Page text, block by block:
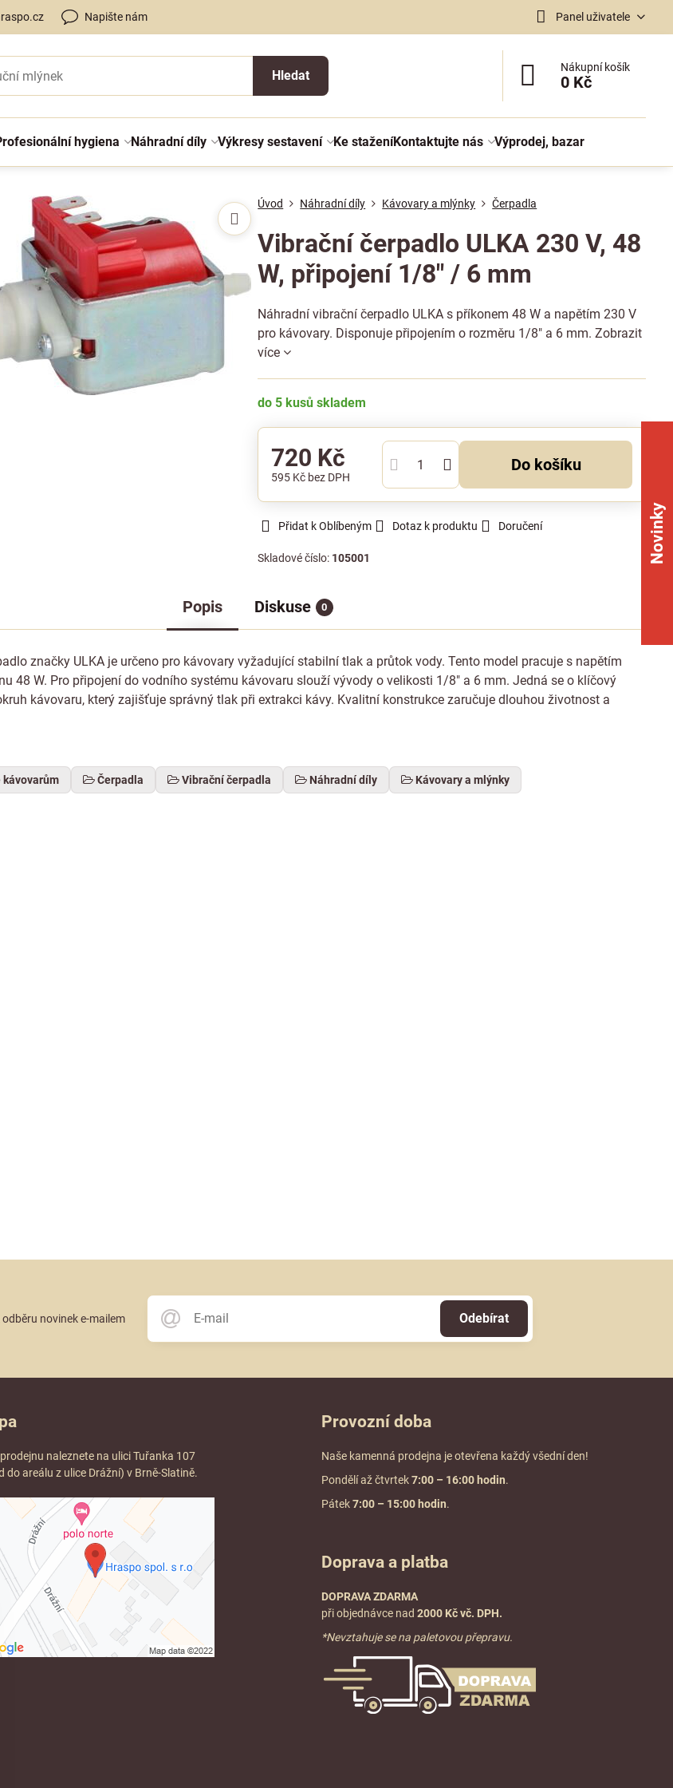
Napište nám Panel uživatele
Hledat
Nákupní košík
0 Kč
hygiena Náhradní díly Výkresy sestavení Ke staženíKontaktujte nás Výprodej, bazar
Úvod Náhradní díly Kávovary a mlýnky Čerpadla
Vibrační čerpadlo ULKA 230 V, 48
W, připojení 1/8" / 6 mm
Náhradní vibrační čerpadlo ULKA s příkonem 48 W a napětím 230 V
pro kávovary. Disponuje připojením o rozměru 1/8" a 6 mm.Zobrazit
více
do 5 kusů skladem
720 Kč
595 Kč bez DPH
Do košíku
Přidat k Oblíbeným Dotaz k produktu Doručení
Skladové číslo: 105001
Popis Diskuse 0
značky ULKA je určeno pro kávovary vyžadující stabilní tlak a průtok vody. Tento model pracuje s napětím
48 W. Pro připojení do vodního systému kávovaru slouží vývody o velikosti 1/8" a 6 mm. Jedná se o klíčový
kávovaru, který zajišťuje správný tlak při extrakci kávy. Kvalitní konstrukce zaručuje dlouhou životnost a
kávovarům Čerpadla Vibrační čerpadla Náhradní díly Kávovary a mlýnky
Odebírat
novinek e-mailem
Novinky
naleznete na ulici Tuřanka 107
do areálu z ulice Drážní) v Brně-Slatině.
Provozní doba
Naše kamenná prodejna je otevřena každý všední den!
Pondělí až čtvrtek7:00 – 16:00 hodin.
Pátek7:00 – 15:00 hodin.
Doprava a platba
DOPRAVA ZDARMA
při objednávce nad 2000 Kč vč. DPH.
*Nevztahuje se na paletovou přepravu.